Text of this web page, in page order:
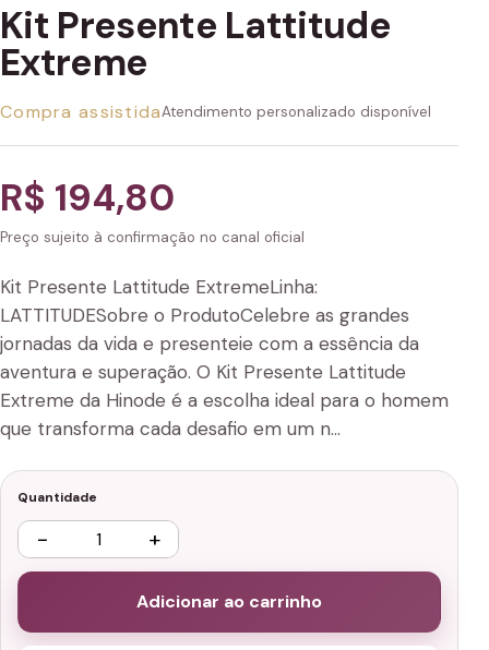
Kit Presente Lattitude
Extreme
Compra assistidaAtendimento personalizado disponível
R$ 194,80
Preço sujeito à confirmação no canal oficial
Kit Presente Lattitude ExtremeLinha:
LATTITUDESobre o ProdutoCelebre as grandes
jornadas da vida e presenteie com a essência da
aventura e superação. O Kit Presente Lattitude
Extreme da Hinode é a escolha ideal para o homem
que transforma cada desafio em um n…
Quantidade
− +
Adicionar ao carrinho